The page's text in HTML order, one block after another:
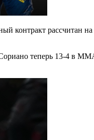
контракт рассчитан
теперь 13-4 в